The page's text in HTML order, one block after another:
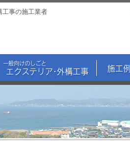
工事の施工業者
一般向けのしごと
エクステリア･外構工事 施工例